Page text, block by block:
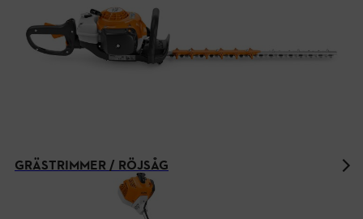
GRÄSTRIMMER / RÖJSÅG